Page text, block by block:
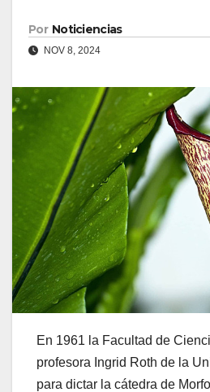
Por Noticiencias
NOV 8, 2024
En 1961 la Facultad de
profesora Ingrid Roth de la
para dictar la cátedra de